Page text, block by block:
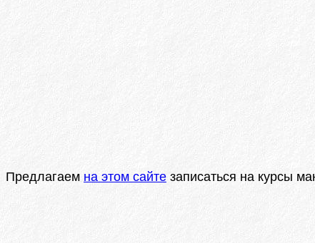
Предлагаем на этом сайте записаться на курсы